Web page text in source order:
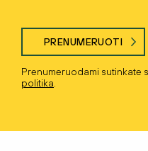
PRENUMERUOTI
Prenumeruodami sutinkate
politika